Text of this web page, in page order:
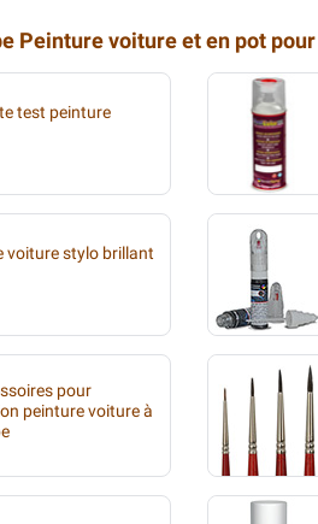
Peinture voiture et en pot
test peinture
voiture stylo brillant
pour
peinture voiture à